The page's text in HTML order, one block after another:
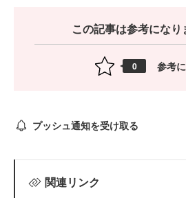
この記事は参考になり
0 参考
プッシュ通知を受け取る
関連リンク